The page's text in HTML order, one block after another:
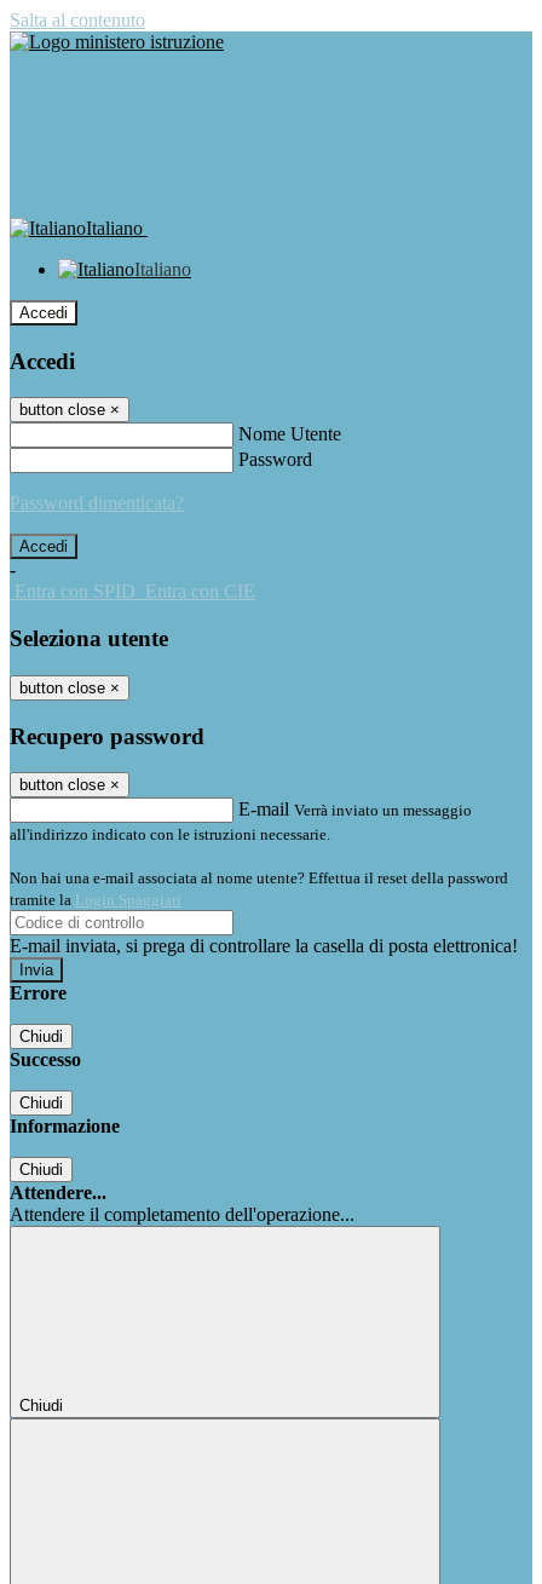
Salta al contenuto
Italiano
Italiano
Accedi
Accedi
button close ×
Nome Utente
Password
Password dimenticata?
-
Entra con SPID Entra con CIE
Seleziona utente
button close ×
Recupero password
button close ×
E-mail Verrà inviato un messaggio
all'indirizzo indicato con le istruzioni necessarie.
Non hai una e-mail associata al nome utente? Effettua il reset della password
tramite la Login Spaggiari
E-mail inviata, si prega di controllare la casella di posta elettronica!
Errore
Chiudi
Successo
Chiudi
Informazione
Chiudi
Attendere...
Attendere il completamento dell'operazione...
Chiudi